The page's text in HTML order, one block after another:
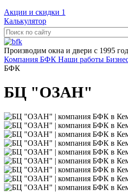
Акции и скидки 1
Калькулятор
Производим окна и двери с 1995
Компания БФК Наши работы
БФК
БЦ "ОЗАН"